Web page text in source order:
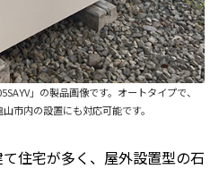
」の製品画像です。オートタイプで、
市内の設置にも対応可能です。
住宅が多く、屋外設置型の石